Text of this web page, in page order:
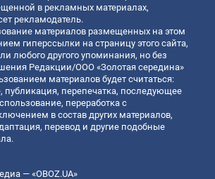
в рекламных материалах,
рекламодатель.
материалов размещенных на этом
гиперссылки на страницу этого сайта,
любого другого упоминания, но без
Редакции/ООО «Золотая середина»
материалов будет считаться:
публикация, перепечатка, последующее
переработка с
в состав других материалов,
перевод и другие подобные
— «OBOZ.UA»